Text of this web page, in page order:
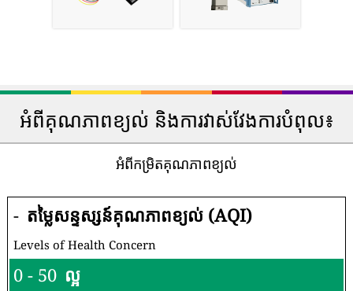
អំពីគុណភាពខ្យល់ និងការវាស់វែងការបំពុល៖
អំពីកម្រិតគុណភាពខ្យល់
- តម្លៃសន្ទស្សន៍គុណភាពខ្យល់ (AQI)
Levels of Health Concern
0 - 50 ល្អ